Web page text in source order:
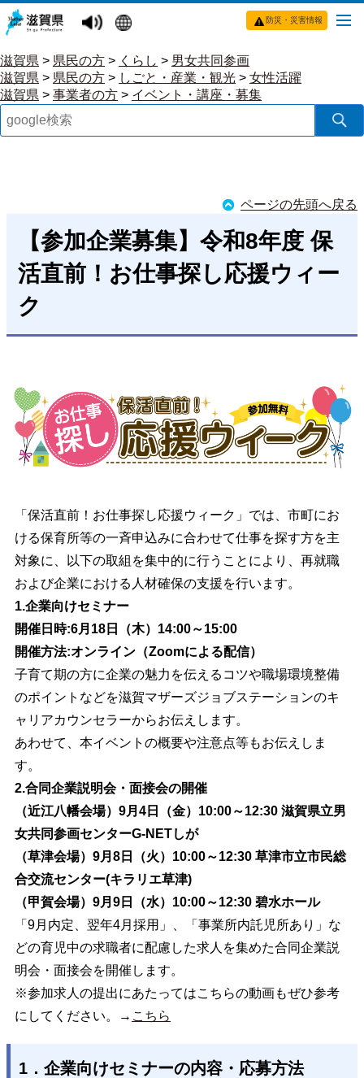
防災・災害情報
滋賀県 > 県民の方 > くらし > 男女共同参画
滋賀県 > 県民の方 > しごと・産業・観光 > 女性活躍
滋賀県 > 事業者の方 > イベント・講座・募集
ページの先頭へ戻る
【参加企業募集】令和8年度 保
活直前！お仕事探し応援ウィー
ク
「保活直前！お仕事探し応援ウィーク」では、市町にお
ける保育所等の一斉申込みに合わせて仕事を探す方を主
対象に、以下の取組を集中的に行うことにより、再就職
および企業における人材確保の支援を行います。
1.企業向けセミナー
開催日時:6月18日（木）14:00～15:00
開催方法:オンライン（Zoomによる配信）
子育て期の方に企業の魅力を伝えるコツや職場環境整備
のポイントなどを滋賀マザーズジョブステーションのキ
ャリアカウンセラーからお伝えします。
あわせて、本イベントの概要や注意点等もお伝えしま
す。
2.合同企業説明会・面接会の開催
（近江八幡会場）9月4日（金）10:00～12:30 滋賀県立男
女共同参画センターG-NETしが
（草津会場）9月8日（火）10:00～12:30 草津市立市民総
合交流センター(キラリエ草津)
（甲賀会場）9月9日（水）10:00～12:30 碧水ホール
「9月内定、翌年4月採用」、「事業所内託児所あり」な
どの育児中の求職者に配慮した求人を集めた合同企業説
明会・面接会を開催します。
※参加求人の提出にあたってはこちらの動画もぜひ参考
にしてください。→ こちら
1．企業向けセミナーの内容・応募方法